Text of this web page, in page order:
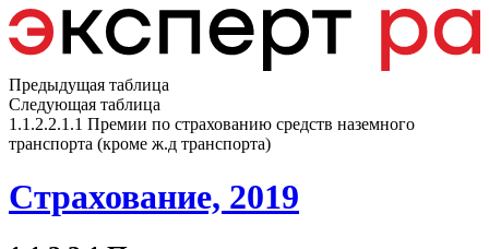
Предыдущая таблица
Следующая таблица
1.1.2.2.1.1 Премии по страхованию средств наземного
транспорта (кроме ж.д транспорта)
Страхование, 2019